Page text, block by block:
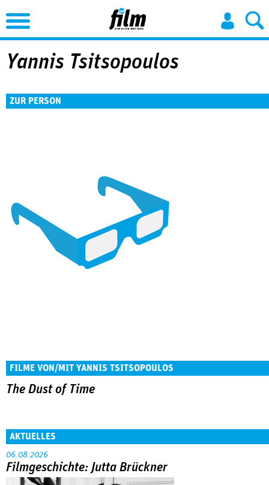
Jump to Navigation
Yannis Tsitsopoulos
ZUR PERSON
FILME VON/MIT YANNIS TSITSOPOULOS
The Dust of Time
AKTUELLES
06.08.2026
Filmgeschichte: Jutta Brückner